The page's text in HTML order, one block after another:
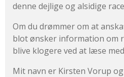
denne dejlige og alsidige
Om du drømmer om at
blot ønsker information om
blive klogere ved at læse
Mit navn er Kirsten Vorup